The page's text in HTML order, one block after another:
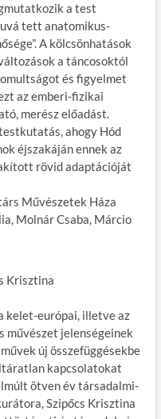
a test
tett anatomikus-
A kölcsönhatások
a táncosoktól
és figyelmet
az emberi-fizikai
merész előadást.
ahogy Hód
éjszakáján ennek az
rövid adaptációját
Művészetek Háza
Molnár Csaba, Márcio
Krisztina
kelet-európai, illetve az
művészet jelenségeinek
új összefüggésekbe
kapcsolatokat
ötven év társadalmi-
Szipőcs Krisztina